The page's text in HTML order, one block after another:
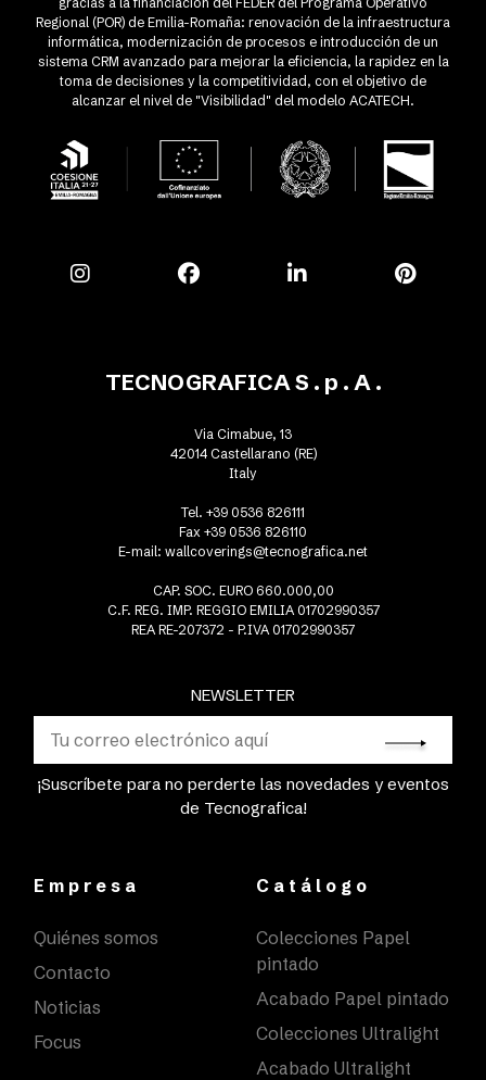
Regional (POR) de Emilia-Romaña: renovación de la infraestructura
informática, modernización de procesos e introducción de un
sistema CRM avanzado para mejorar la eficiencia, la rapidez en la
toma de decisiones y la competitividad, con el objetivo de
alcanzar el nivel de "Visibilidad" del modelo ACATECH.
NEWSLETTER
¡Suscríbete para no perderte las novedades y eventos
de Tecnografica!
TECNOGRAFICA S . p . A .
Via Cimabue, 13
42014 Castellarano (RE)
Italy
Tel. +39 0536 826111
Fax +39 0536 826110
E-mail: wallcoverings@tecnografica.net
CAP. SOC. EURO 660.000,00
C.F. REG. IMP. REGGIO EMILIA 01702990357
REA RE-207372 - P.IVA 01702990357
Empresa
Quiénes somos
Contacto
Noticias
Focus
Catálogo
Colecciones Papel
pintado
Acabado Papel pintado
Colecciones Ultralight
Acabado Ultralight